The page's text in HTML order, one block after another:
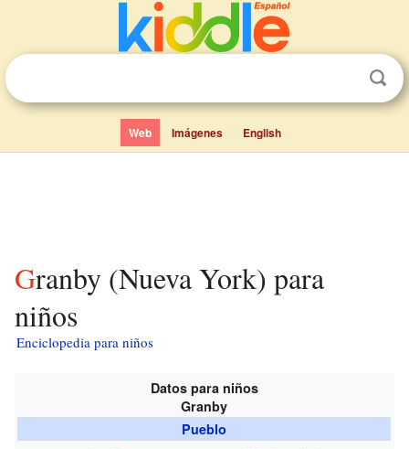
Web Imágenes English
Granby (Nueva York) para
niños
Enciclopedia para niños
Datos para niños
Granby
Pueblo